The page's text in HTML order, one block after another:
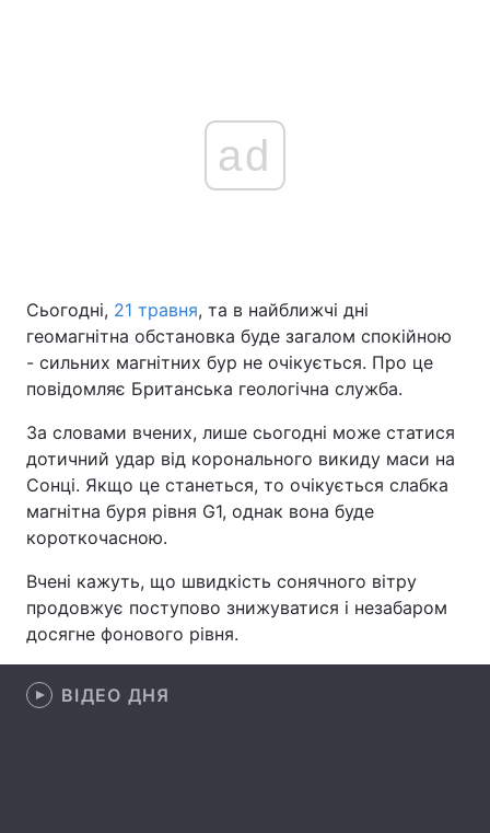
Головна Війна
Україна Політика
Економіка
Спорт Наука
Техно і зв'язок
Зброя
Цікавинки
Екологія
ad
Сьогодні, 21 травня, та в найближчі дні
геомагнітна обстановка буде загалом спокійною
- сильних магнітних бур не очікується. Про це
повідомляє Британська геологічна служба.
За словами вчених, лише сьогодні може статися
дотичний удар від коронального викиду маси на
Сонці. Якщо це станеться, то очікується слабка
магнітна буря рівня G1, однак вона буде
короткочасною.
Вчені кажуть, що швидкість сонячного вітру
продовжує поступово знижуватися і незабаром
досягне фонового рівня.
ВІДЕО ДНЯ